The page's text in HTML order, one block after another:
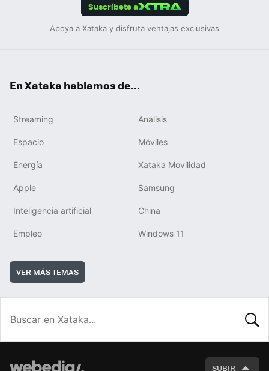
Suscríbete a
Apoya a Xataka y disfruta ventajas exclusivas
En Xataka hablamos de...
Streaming Análisis
Espacio Móviles
Energía Xataka Movilidad
Apple Samsung
Inteligencia artificial China
Empleo Windows 11
VER MÁS TEMAS
SUBIR